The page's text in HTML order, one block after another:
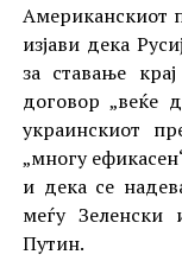
Американскиот
изјави дека
за ставање
договор „веќе
украинскиот
„многу
и дека се
меѓу Зеленски
Путин.